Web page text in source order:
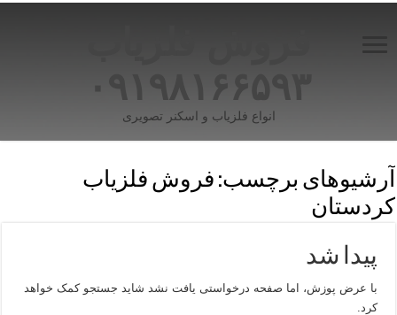
۰۹۱۹۸۱۶۶۵۹۳
انواع فلزیاب و اسکنر تصویری
آرشیوهای برچسب: فروش فلزیاب
کردستان
پیدا شد
با عرض پوزش، اما صفحه درخواستی یافت نشد شاید جستجو کمک خواهد
کرد.